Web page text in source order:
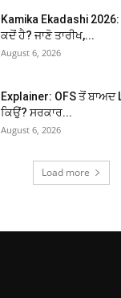
Kamika Ekadashi
ਕਦੋਂ ਹੈ? ਜਾਣੋ ਤਾਰੀਖ,...
August 6, 2026
Explainer: OFS ਤੋਂ ਬਾਅਦ
ਕਿਉਂ? ਸਰਕਾਰ...
August 6, 2026
Load more